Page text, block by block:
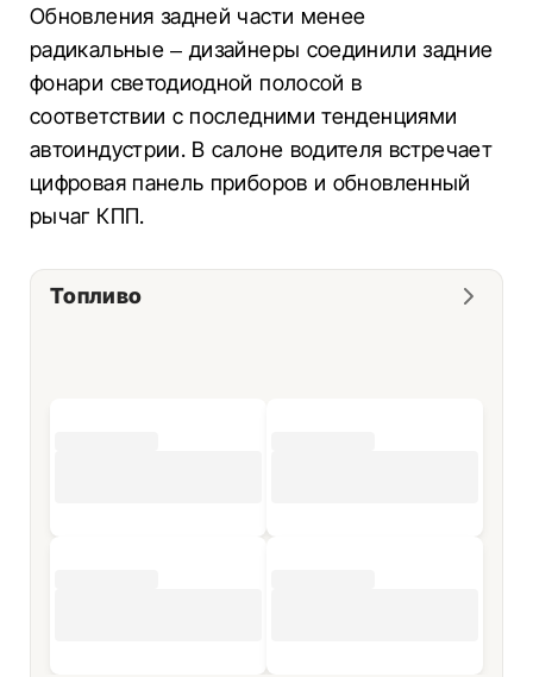
Обновления задней части менее
радикальные – дизайнеры соединили задние
фонари светодиодной полосой в
соответствии с последними тенденциями
автоиндустрии. В салоне водителя встречает
цифровая панель приборов и обновленный
рычаг КПП.
Топливо